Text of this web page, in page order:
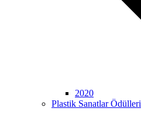
2020
Plastik Sanatlar Ödülleri